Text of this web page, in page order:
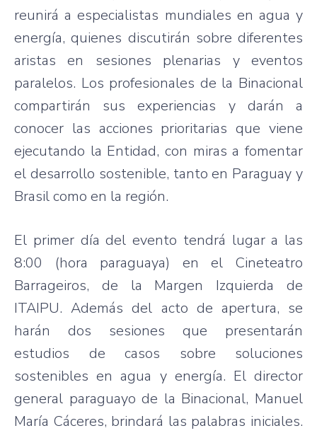
reunirá a especialistas mundiales en agua y
energía, quienes discutirán sobre diferentes
aristas en sesiones plenarias y eventos
paralelos. Los profesionales de la Binacional
compartirán sus experiencias y darán a
conocer las acciones prioritarias que viene
ejecutando la Entidad, con miras a fomentar
el desarrollo sostenible, tanto en Paraguay y
Brasil como en la región.
El primer día del evento tendrá lugar a las
8:00 (hora paraguaya) en el Cineteatro
Barrageiros, de la Margen Izquierda de
ITAIPU. Además del acto de apertura, se
harán dos sesiones que presentarán
estudios de casos sobre soluciones
sostenibles en agua y energía. El director
general paraguayo de la Binacional, Manuel
María Cáceres, brindará las palabras iniciales.